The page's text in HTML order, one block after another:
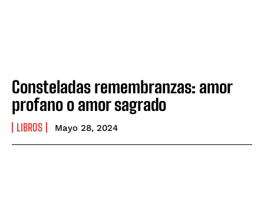
Consteladas remembranzas: amor
profano o amor sagrado
LIBROS Mayo 28, 2024